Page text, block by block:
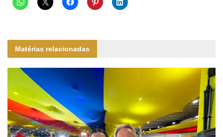
Matérias relacionadas